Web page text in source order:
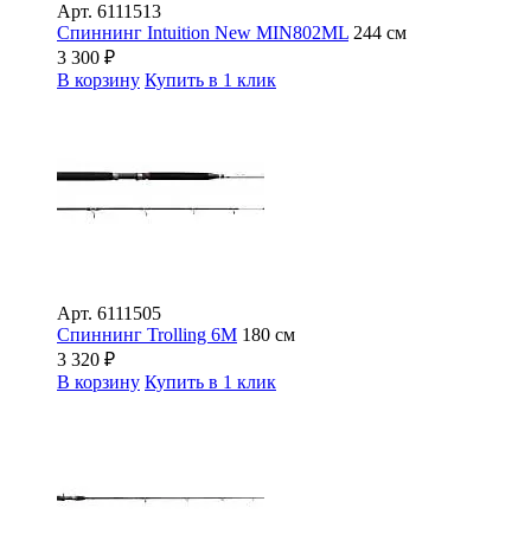
Арт. 6111513
Спиннинг Intuition New MIN802ML 244 см
3 300 ₽
В корзину Купить в 1 клик
Арт. 6111505
Спиннинг Trolling 6M 180 см
3 320 ₽
В корзину Купить в 1 клик